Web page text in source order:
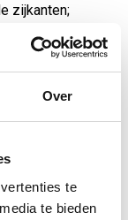
Over
te
te bieden
zijkanten;